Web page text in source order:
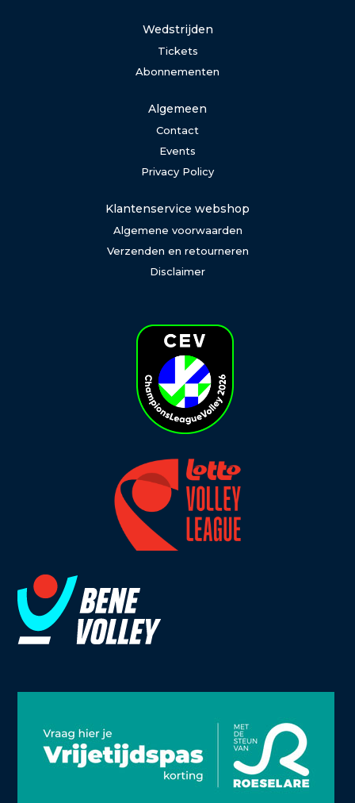
Wedstrijden
Tickets
Abonnementen
Algemeen
Contact
Events
Privacy Policy
Klantenservice webshop
Algemene voorwaarden
Verzenden en retourneren
Disclaimer